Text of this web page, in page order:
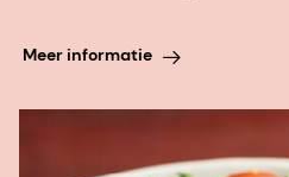
Meer informatie